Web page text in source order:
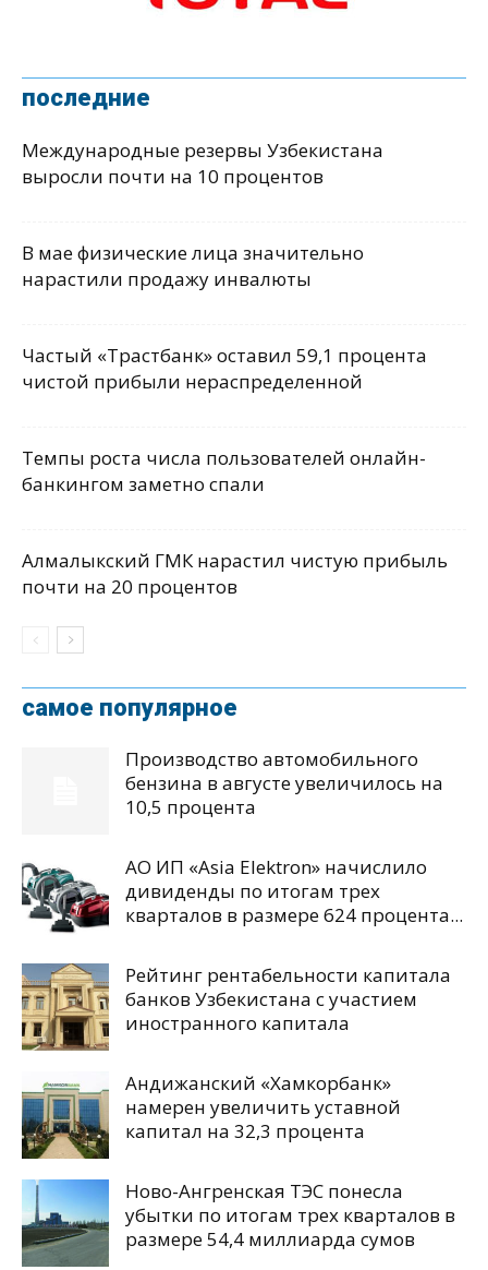
последние
Международные резервы Узбекистана
выросли почти на 10 процентов
В мае физические лица значительно
нарастили продажу инвалюты
Частый «Трастбанк» оставил 59,1 процента
чистой прибыли нераспределенной
Темпы роста числа пользователей онлайн-
банкингом заметно спали
Алмалыкский ГМК нарастил чистую прибыль
почти на 20 процентов
самое популярное
Производство автомобильного
бензина в августе увеличилось на
10,5 процента
АО ИП «Asia Elektron» начислило
дивиденды по итогам трех
кварталов в размере 624 процента...
Рейтинг рентабельности капитала
банков Узбекистана с участием
иностранного капитала
Андижанский «Хамкорбанк»
намерен увеличить уставной
капитал на 32,3 процента
Ново-Ангренская ТЭС понесла
убытки по итогам трех кварталов в
размере 54,4 миллиарда сумов